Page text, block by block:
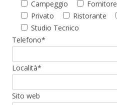
Campeggio Fornitore
Privato
Ristorante
Studio Tecnico
Telefono*
Località*
Sito web